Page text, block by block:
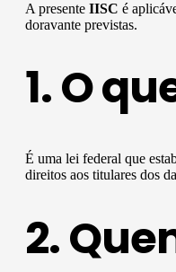
A presente IISC é
doravante previstas.
1. O
É uma lei federal que
direitos aos titulares dos
2.